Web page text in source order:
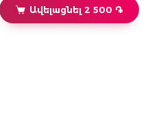
Ավելացնել 2 500 ֏